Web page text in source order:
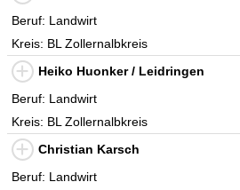
Beruf: Landwirt
Kreis: BL Zollernalbkreis
Heiko Huonker / Leidringen
Beruf: Landwirt
Kreis: BL Zollernalbkreis
Christian Karsch
Beruf: Landwirt